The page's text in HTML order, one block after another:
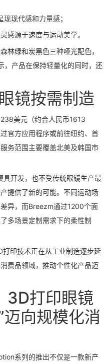
现代感和力量感；
感源于速度与运动美学。
林绿和炭黑色三种哑光配色，
，产品在保持轻量化的同时，还
镜按需制造
美元（约合人民币1613
官方应用程序或前往纽约、首
务范围主要覆盖北美及韩国市
具开发，也不受传统眼镜生产最
提供了新的可能。不同运动场
异，而Breezm通过1200个面
多场景定制需求下的柔性制
印技术正在从工业制造逐步延
费品领域，推动个性化产品迈
3D打印眼镜
迈向规模化消
系列的推出不仅是一款新产